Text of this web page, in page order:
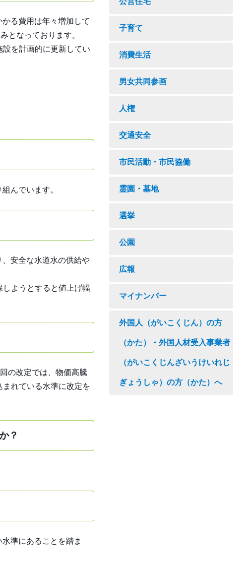
る費用は年々増加して
となっております。
を計画的に更新してい
んでいます。
安全な水道水の供給や
ようとすると値上げ幅
の改定では、物価高騰
れている水準に改定を
？
準にあることを踏ま
子育て
消費生活
男女共同参画
人権
交通安全
市民活動・市民協働
霊園・墓地
選挙
公園
広報
マイナンバー
外国人（がいこくじん）の方
（かた）・外国人材受入事業者
（がいこくじんざいうけいれじ
ぎょうしゃ）の方（かた）へ